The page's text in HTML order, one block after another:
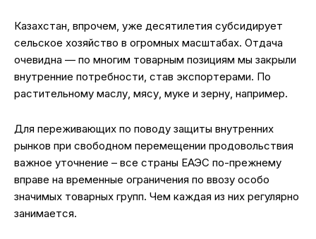
Казахстан, впрочем, уже десятилетия субсидирует
сельское хозяйство в огромных масштабах. Отдача
очевидна — по многим товарным позициям мы закрыли
внутренние потребности, став экспортерами. По
растительному маслу, мясу, муке и зерну, например.
Для переживающих по поводу защиты внутренних
рынков при свободном перемещении продовольствия
важное уточнение – все страны ЕАЭС по-прежнему
вправе на временные ограничения по ввозу особо
значимых товарных групп. Чем каждая из них регулярно
занимается.